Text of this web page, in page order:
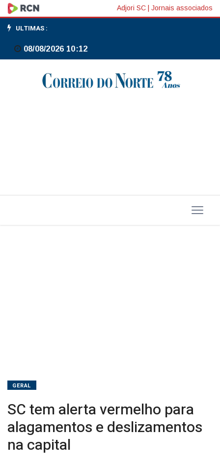
SC
tem
alerta
vermelho
capital
Adjori SC Jornais associados
ULTIMAS :
08/08/2026 10:12
GERAL
SC tem alerta vermelho para
alagamentos e deslizamentos
na capital